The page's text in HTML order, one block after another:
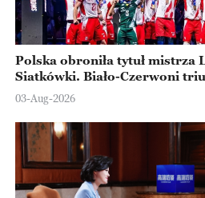
Polska obroniła tytuł mistrza
Siatkówki. Biało-Czerwoni
Ningbo
03-Aug-2026